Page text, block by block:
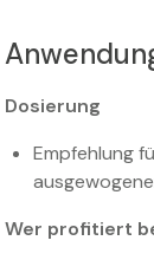
Dosierung
Empfehlung
Wer profitiert